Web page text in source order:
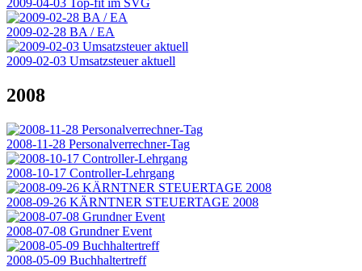
2009-04-03 Top-fit im SVG
2009-02-28 BA / EA
2009-02-03 Umsatzsteuer aktuell
2008
2008-11-28 Personalverrechner-Tag
2008-10-17 Controller-Lehrgang
2008-09-26 KÄRNTNER STEUERTAGE 2008
2008-07-08 Grundner Event
2008-05-09 Buchhaltertreff